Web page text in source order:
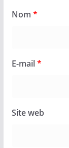
Nom *
E-mail*
Site web